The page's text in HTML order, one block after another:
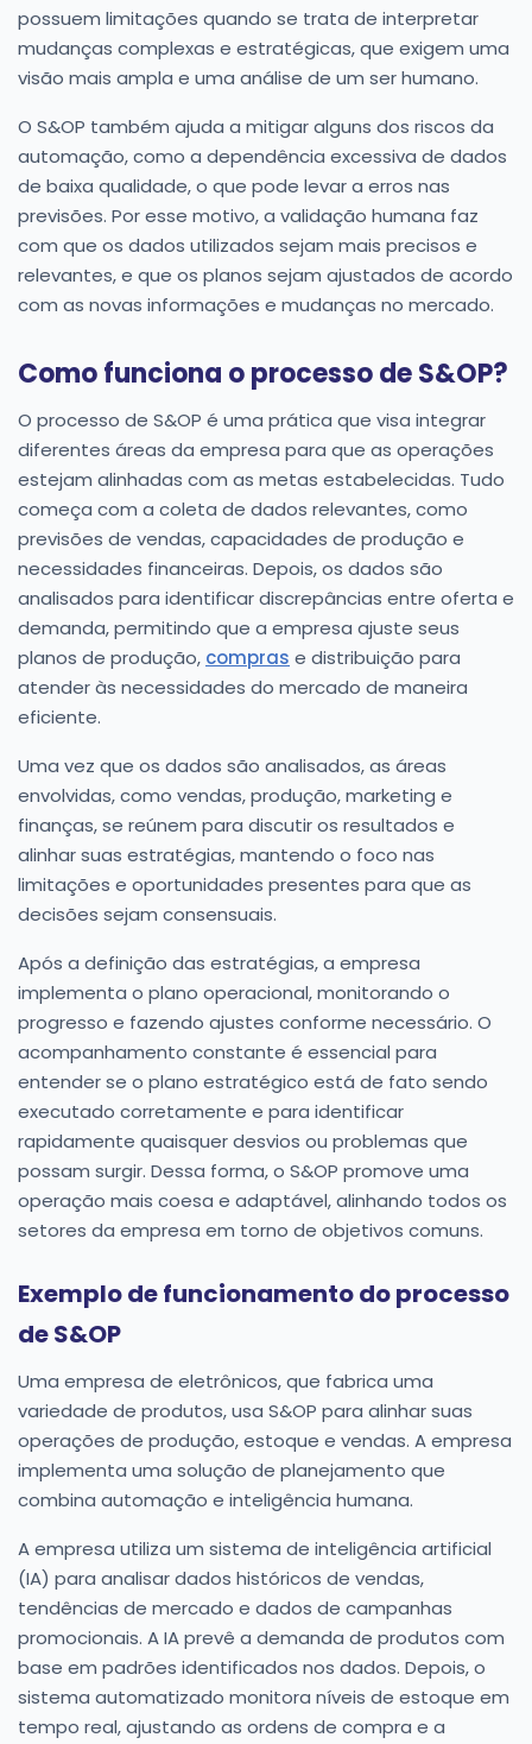
possuem limitações quando se trata de interpretar
mudanças complexas e estratégicas, que exigem uma
visão mais ampla e uma análise de um ser humano.
O S&OP também ajuda a mitigar alguns dos riscos da
automação, como a dependência excessiva de dados
de baixa qualidade, o que pode levar a erros nas
previsões. Por esse motivo, a validação humana faz
com que os dados utilizados sejam mais precisos e
relevantes, e que os planos sejam ajustados de acordo
com as novas informações e mudanças no mercado.
Como funciona o processo de S&OP?
O processo de S&OP é uma prática que visa integrar
diferentes áreas da empresa para que as operações
estejam alinhadas com as metas estabelecidas. Tudo
começa com a coleta de dados relevantes, como
previsões de vendas, capacidades de produção e
necessidades financeiras. Depois, os dados são
analisados para identificar discrepâncias entre oferta e
demanda, permitindo que a empresa ajuste seus
planos de produção, compras e distribuição para
atender às necessidades do mercado de maneira
eficiente.
Uma vez que os dados são analisados, as áreas
envolvidas, como vendas, produção, marketing e
finanças, se reúnem para discutir os resultados e
alinhar suas estratégias, mantendo o foco nas
limitações e oportunidades presentes para que as
decisões sejam consensuais.
Após a definição das estratégias, a empresa
implementa o plano operacional, monitorando o
progresso e fazendo ajustes conforme necessário. O
acompanhamento constante é essencial para
entender se o plano estratégico está de fato sendo
executado corretamente e para identificar
rapidamente quaisquer desvios ou problemas que
possam surgir. Dessa forma, o S&OP promove uma
operação mais coesa e adaptável, alinhando todos os
setores da empresa em torno de objetivos comuns.
Exemplo de funcionamento do processo
de S&OP
Uma empresa de eletrônicos, que fabrica uma
variedade de produtos, usa S&OP para alinhar suas
operações de produção, estoque e vendas. A empresa
implementa uma solução de planejamento que
combina automação e inteligência humana.
A empresa utiliza um sistema de inteligência artificial
(IA) para analisar dados históricos de vendas,
tendências de mercado e dados de campanhas
promocionais. A IA prevê a demanda de produtos com
base em padrões identificados nos dados. Depois, o
sistema automatizado monitora níveis de estoque em
tempo real, ajustando as ordens de compra e a